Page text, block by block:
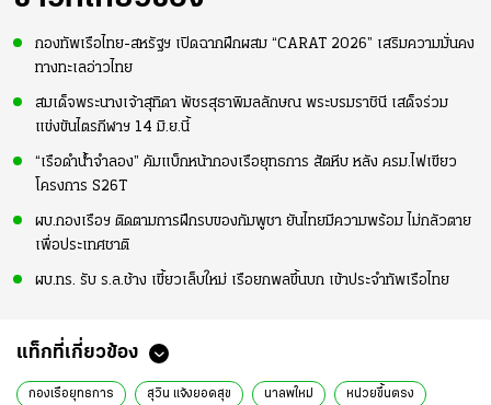
กองทัพเรือไทย-สหรัฐฯ เปิดฉากฝึกผสม “CARAT 2026” เสริมความมั่นคง
ทางทะเลอ่าวไทย
สมเด็จพระนางเจ้าสุทิดา พัชรสุธาพิมลลักษณ พระบรมราชินี เสด็จร่วม
แข่งขันไตรกีฬาฯ 14 มิ.ย.นี้
“เรือดำน้ำจำลอง” คัมแบ็กหน้ากองเรือยุทธการ สัตหีบ หลัง ครม.ไฟเขียว
โครงการ S26T
ผบ.กองเรือฯ ติดตามการฝึกรบของกัมพูชา ยันไทยมีความพร้อม ไม่กลัวตาย
เพื่อประเทศชาติ
ผบ.ทร. รับ ร.ล.ช้าง เขี้ยวเล็บใหม่ เรือยกพลขึ้นบก เข้าประจำทัพเรือไทย
แท็กที่เกี่ยวข้อง
กองเรือยุทธการ สุวิน แจ้งยอดสุข นาลพใหม่ หน่วยขึ้นตรง